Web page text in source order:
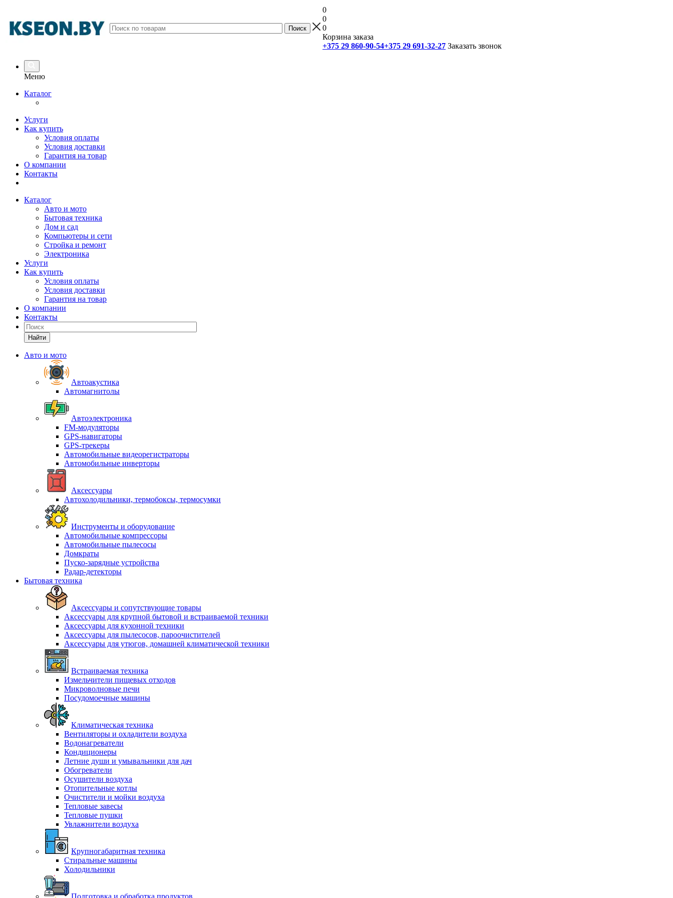
0
0
0
Корзина заказа
+375 29 860-90-54+375 29 691-32-27 Заказать звонок
Меню
Каталог
Услуги
Как купить
Условия оплаты
Условия доставки
Гарантия на товар
О компании
Контакты
Каталог
Авто и мото
Бытовая техника
Дом и сад
Компьютеры и сети
Стройка и ремонт
Электроника
Услуги
Как купить
Условия оплаты
Условия доставки
Гарантия на товар
О компании
Контакты
Найти
Авто и мото
Автоакустика
Автомагнитолы
Автоэлектроника
FM-модуляторы
GPS-навигаторы
GPS-трекеры
Автомобильные видеорегистраторы
Автомобильные инверторы
Аксессуары
Автохолодильники, термобоксы, термосумки
Инструменты и оборудование
Автомобильные компрессоры
Автомобильные пылесосы
Домкраты
Пуско-зарядные устройства
Радар-детекторы
Бытовая техника
Аксессуары и сопутствующие товары
Аксессуары для крупной бытовой и встраиваемой техники
Аксессуары для кухонной техники
Аксессуары для пылесосов, пароочистителей
Аксессуары для утюгов, домашней климатической техники
Встраиваемая техника
Измельчители пищевых отходов
Микроволновые печи
Посудомоечные машины
Климатическая техника
Вентиляторы и охладители воздуха
Водонагреватели
Кондиционеры
Летние души и умывальники для дач
Обогреватели
Осушители воздуха
Отопительные котлы
Очистители и мойки воздуха
Тепловые завесы
Тепловые пушки
Увлажнители воздуха
Крупногабаритная техника
Стиральные машины
Холодильники
Подготовка и обработка продуктов